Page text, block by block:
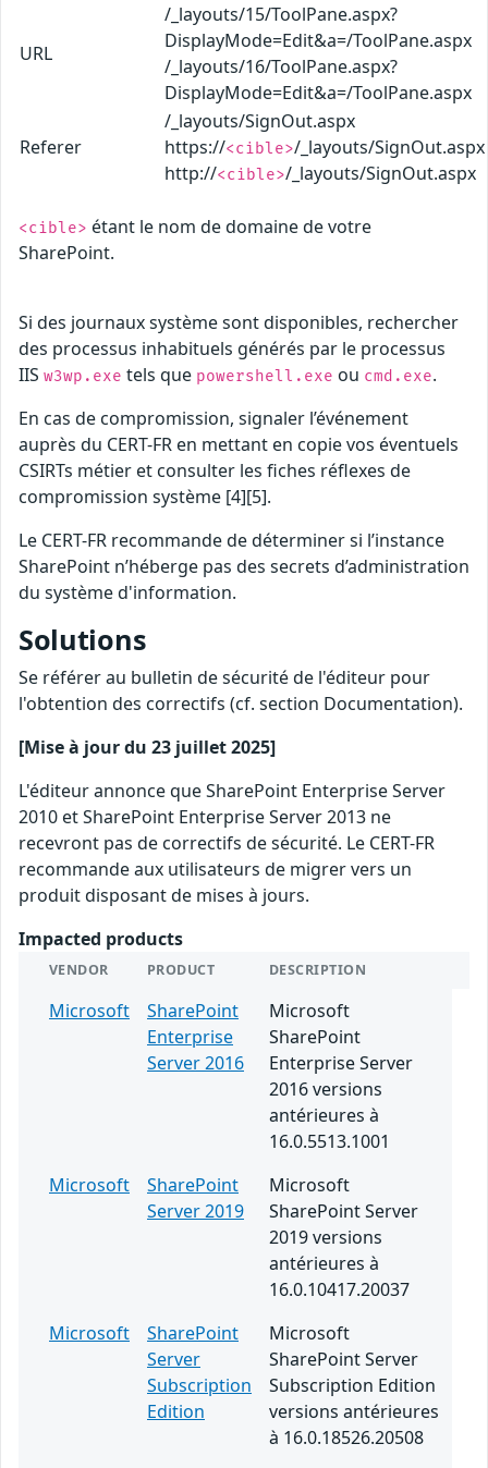
URL
/_layouts/15/ToolPane.aspx?
DisplayMode=Edit&a=/ToolPane.aspx
/_layouts/16/ToolPane.aspx?
DisplayMode=Edit&a=/ToolPane.aspx
Referer
/_layouts/SignOut.aspx
https://<cible>/_layouts/SignOut.aspx
http://<cible>/_layouts/SignOut.aspx
<cible> étant le nom de domaine de votre
SharePoint.
Si des journaux système sont disponibles, rechercher
des processus inhabituels générés par le processus
IIS w3wp.exe tels que powershell.exe ou cmd.exe.
En cas de compromission, signaler l’événement
auprès du CERT-FR en mettant en copie vos éventuels
CSIRTs métier et consulter les fiches réflexes de
compromission système [4][5].
Le CERT-FR recommande de déterminer si l’instance
SharePoint n’héberge pas des secrets d’administration
du système d'information.
Solutions
Se référer au bulletin de sécurité de l'éditeur pour
l'obtention des correctifs (cf. section Documentation).
[Mise à jour du 23 juillet 2025]
L'éditeur annonce que SharePoint Enterprise Server
2010 et SharePoint Enterprise Server 2013 ne
recevront pas de correctifs de sécurité. Le CERT-FR
recommande aux utilisateurs de migrer vers un
produit disposant de mises à jours.
Impacted products
VENDOR PRODUCT DESCRIPTION
Microsoft
SharePoint
Enterprise
Server 2016
Microsoft
SharePoint
Enterprise Server
2016 versions
antérieures à
16.0.5513.1001
Microsoft
SharePoint
Server 2019
Microsoft
SharePoint Server
2019 versions
antérieures à
16.0.10417.20037
Microsoft
SharePoint
Server
Subscription
Edition
Microsoft
SharePoint Server
Subscription Edition
versions antérieures
à 16.0.18526.20508